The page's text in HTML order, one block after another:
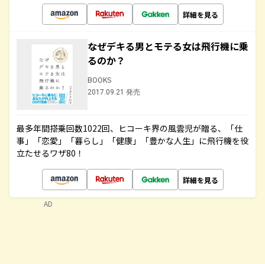
詳細を見る
なぜデキる男とモテる女は飛行機に乗
るのか？
BOOKS
2017.09.21 発売
最多年間搭乗回数1022回、ヒコーキ界の風雲児が贈る、「仕
事」「恋愛」「暮らし」「健康」「豊かな人生」に飛行機を役
立たせるワザ80！
詳細を見る
AD